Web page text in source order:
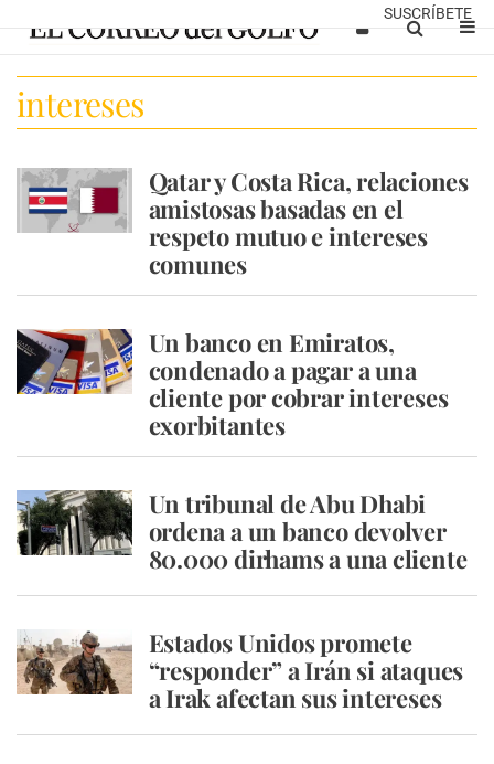
SUSCRÍBETE
intereses
Qatar y Costa Rica, relaciones
amistosas basadas en el
respeto mutuo e intereses
comunes
Un banco en Emiratos,
condenado a pagar a una
cliente por cobrar intereses
exorbitantes
Un tribunal de Abu Dhabi
ordena a un banco devolver
80.000 dirhams a una cliente
Estados Unidos promete
“responder” a Irán si ataques
a Irak afectan sus intereses